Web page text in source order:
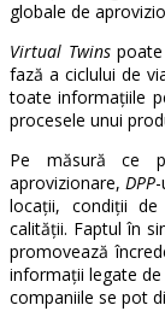
globale de
Virtual Twinspoate
fază a ciclului de
toate informațiile
procesele unui
Pe măsură ce
aprovizionare,DPP
locații, condiții
calității. Faptul în
promovează
informații legate
companiile se pot